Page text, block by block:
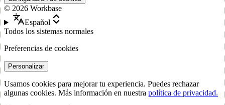
© 2026 Workbase
Español
Todos los sistemas normales
Preferencias de cookies
Personalizar
Usamos cookies para mejorar tu experiencia. Puedes rechazar
algunas cookies. Más información en nuestra política de privacidad.